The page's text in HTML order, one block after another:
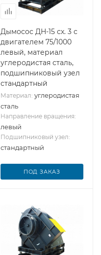
Дымосос ДН-15 сх. 3 с
двигателем 75/1000
левый, материал
углеродистая сталь,
подшипниковый узел
стандартный
Материал: углеродистая
сталь
Направление вращения:
левый
Подшипниковый узел:
стандартный
ПОД ЗАКАЗ